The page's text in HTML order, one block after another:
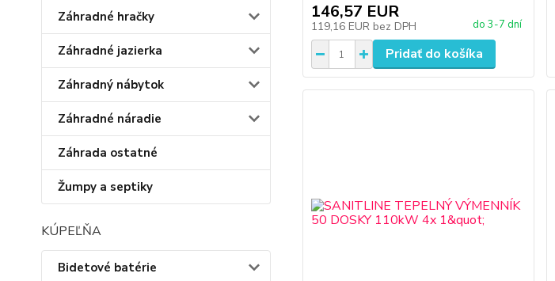
Záhradné hračky
Záhradné jazierka
Záhradný nábytok
Záhradné náradie
Záhrada ostatné
Žumpy a septiky
KÚPEĽŇA
Bidetové batérie
146,57 EUR
119,16 EUR bez DPH do 3-7 dní
Pridať do košíka